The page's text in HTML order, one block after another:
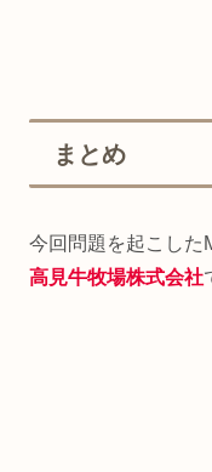
まとめ
今回問題を起こした
高見牛牧場株式会社